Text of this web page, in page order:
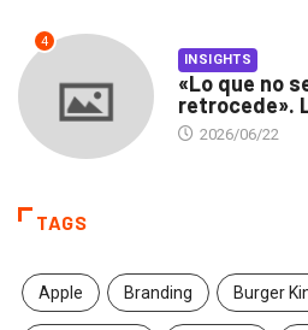
4
INSIGHTS
«Lo que no
retrocede».
2026/06/22
TAGS
Apple Branding Burger